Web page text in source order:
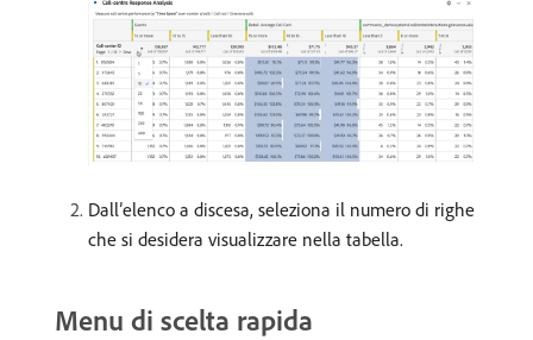
Dall’elenco a discesa, seleziona il numero di righe
che si desidera visualizzare nella tabella.
Menu di scelta rapida